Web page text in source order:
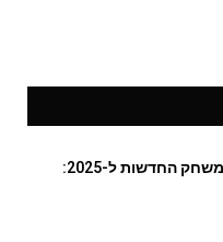
מדריך קונסולות המשחק החדשות ל-2025: